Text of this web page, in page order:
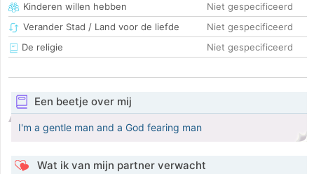
Kinderen willen hebben
Niet gespecificeerd
Verander Stad / Land voor de liefde
Niet gespecificeerd
De religie
Niet gespecificeerd
Een beetje over mij
I'm a gentle man and a God fearing man
Wat ik van mijn partner verwacht